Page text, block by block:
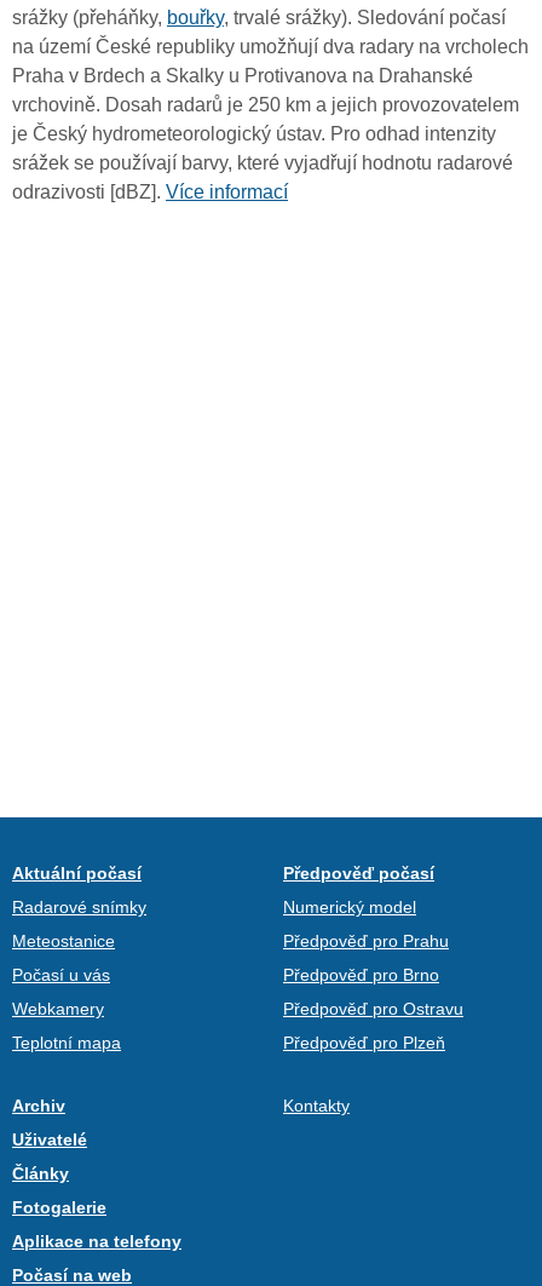
srážky (přeháňky, bouřky, trvalé srážky). Sledování počasí
na území České republiky umožňují dva radary na vrcholech
Praha v Brdech a Skalky u Protivanova na Drahanské
vrchovině. Dosah radarů je 250 km a jejich provozovatelem
je Český hydrometeorologický ústav. Pro odhad intenzity
srážek se používají barvy, které vyjadřují hodnotu radarové
odrazivosti [dBZ]. Více informací
Aktuální počasí
Radarové snímky
Meteostanice
Počasí u vás
Webkamery
Teplotní mapa
Předpověď počasí
Numerický model
Předpověď pro Prahu
Předpověď pro Brno
Předpověď pro Ostravu
Předpověď pro Plzeň
Archiv
Uživatelé
Články
Fotogalerie
Aplikace na telefony
Počasí na web
Kontakty